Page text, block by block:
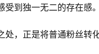
受到独一无二的存在感
处，正是将普通粉丝转